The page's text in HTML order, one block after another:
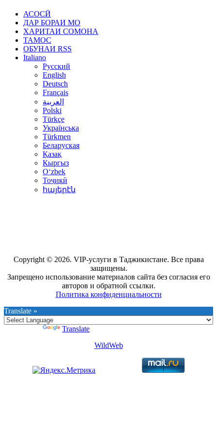
АСОСӢ
ДАР БОРАИ МО
ХАРИТАИ СОМОНА
ТАМОС
ОБУНАИ RSS
Italiano
Русский
English
Deutsch
Français
العربية
Polski
Türkçe
Українська
Türkmen
Беларуская
Қазақ
Кыргыз
Oʻzbek
Тоҷикӣ
հայերէն
Copyright © 2026. VIP-услуги в Таджикистане. Все права
защищены.
Запрещено использование материалов сайта без согласия его
авторов и обратной ссылки.
Политика конфиденциальности
Translate »
Translate
WildWeb